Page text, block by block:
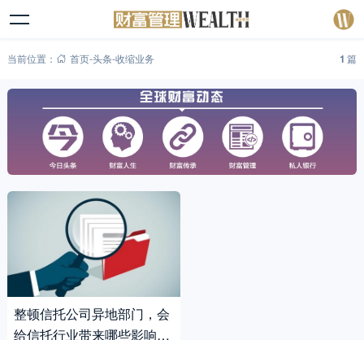
当前位置： 首页-头条-收缩业务 1 篇
整顿信托公司异地部门，会
给信托行业带来哪些影响？